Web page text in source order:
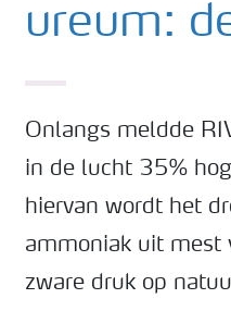
ureum:
Onlangs meldde
in de lucht 35%
hiervan wordt het
ammoniak uit mest
zware druk op